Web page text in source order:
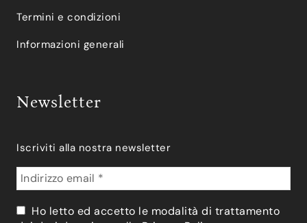
Termini e condizioni
Informazioni generali
Newsletter
Iscriviti alla nostra newsletter
Ho letto ed accetto le modalità di trattamento